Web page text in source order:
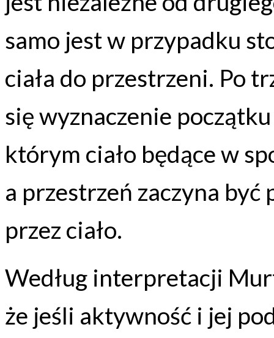
samo jest w przypadku
ciała do przestrzeni. Po
się wyznaczenie
którym ciało będące w
a przestrzeń zaczyna
przez ciało.
Według interpretacji
że jeśli aktywność i jej